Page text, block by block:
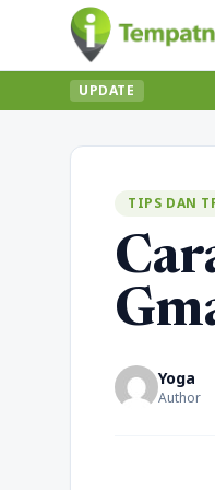
UPDATE
TIPS DAN
Yoga
Author